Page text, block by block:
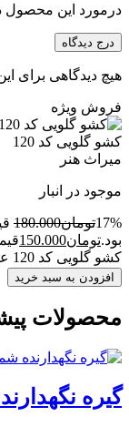
درمورد این محصول
درج دیدگاه
هیچ دیدگاهی برای
فروش ویژه
کشو گلویی کد 120
میراث هنر
موجود در انبار
17%تومان180.000
بود.تومان150.000
کشو گلویی کد 120 عدد
افزودن به سبد خرید
محصولات
گیره